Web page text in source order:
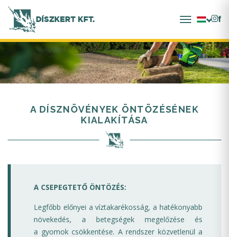
DÍSZKERT KFT.
A DÍSZNÖVÉNYEK ÖNTÖZÉSÉNEK
KIALAKÍTÁSA
A CSEPEGTETŐ ÖNTÖZÉS:
Legfőbb előnyei a víztakarékosság, a hatékonyabb
növekedés, a betegségek megelőzése és
a gyomok csökkentése. A rendszer közvetlenül a